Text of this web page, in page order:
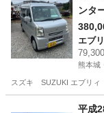
ンタ
エブ
熊本城
スズキ SUZUKI エブリィ
熊本
平成